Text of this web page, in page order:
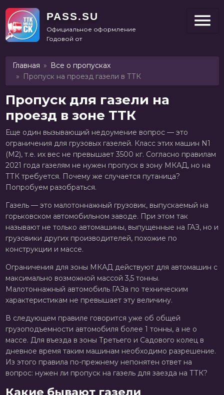
PASS.SU
Официальное оформление
Годовой от 14
Главная
Все о пропусках
Пропуск на проезд газели в ТТК
Пропуск для газели на
проезд в зоне ТТК
Еще один вызывающий недоумение вопрос — это
ограничения для грузовых газелей. Класс этих машин N1
(M2), т.е. их вес не превышает 3500 кг. Согласно правилам
2021 года газелям не нужен пропуск в зону МКАД, но на
ТТК требуется. Почему же случается путаница?
Попробуем разобраться.
Газель — это малотоннажный грузовик, выпускаемый на
горьковском автомобильном заводе. При этом так
называют не только автомашины, выпущенные на ГАЗ, но и
грузовики других производителей, похожие по
конструкции и массе.
Ограничения для зоны МКАД действуют для автомашин с
максимально возможной массой 3,5 тонны.
Малотоннажный автомобиль ГАЗа по техническим
характеристикам не превышает эту величину.
В следующем правиле говорится уже об общей
грузоподъемности автомобиля более 1 тонны, а не о
массе. Для въезда в зоны Третьего и Садового колец в
дневное время таким машинам необходимо разрешение.
Из этого правила по-прежнему непонятен ответ на
вопрос: нужен ли пропуск на газель для заезда на ТТК?
Какие бывают газели